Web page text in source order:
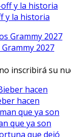
y la historia
2027
inscribirá su
hacen
que ya son